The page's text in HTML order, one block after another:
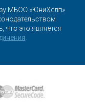
МБОО «ЮниХелп»
что это является
.